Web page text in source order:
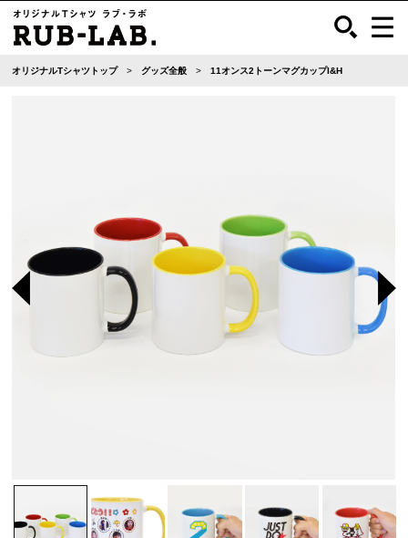
オリジナルTシャツトップ グッズ全般 11オンス2トーンマグカップI&H